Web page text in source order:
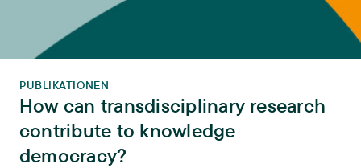
PUBLIKATIONEN
How can transdisciplinary research
contribute to knowledge
democracy?